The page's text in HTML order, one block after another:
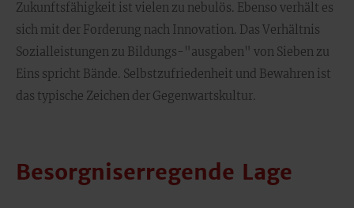
Zukunftsfähigkeit ist vielen zu nebulös. Ebenso verhält es
sich mit der Forderung nach Innovation. Das Verhältnis
Sozialleistungen zu Bildungs-"ausgaben" von Sieben zu
Eins spricht Bände. Selbstzufriedenheit und Bewahren ist
das typische Zeichen der Gegenwartskultur.
Besorgniserregende Lage